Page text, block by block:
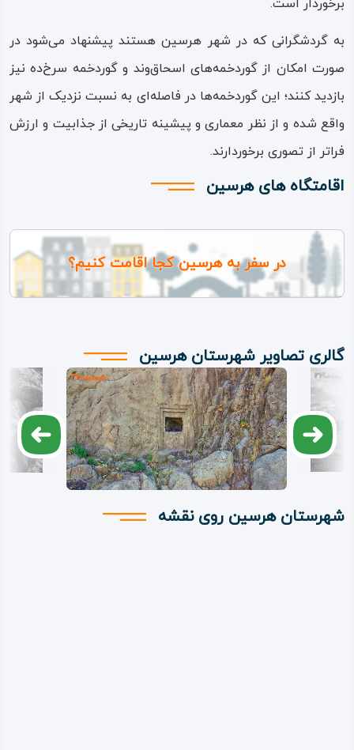
برخوردار است.
به گردشگرانی که در شهر هرسین هستند پیشنهاد می‌شود در
صورت امکان از گوردخمه‌های اسحاق‌‌وند و گوردخمه سرخ‌‌ده نیز
بازدید کنند؛ این گوردخمه‌ها در فاصله‌ای به نسبت نزدیک از شهر
واقع شده و از نظر معماری و پیشینه تاریخی از جذابیت و ارزش
فراتر از تصوری برخوردارند.
اقامتگاه های هرسین
در سفر به هرسین کجا اقامت کنیم؟
گالری تصاویر شهرستان هرسین
شهرستان هرسین روی نقشه